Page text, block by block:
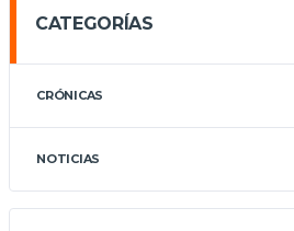
CATEGORÍAS
CRÓNICAS
NOTICIAS